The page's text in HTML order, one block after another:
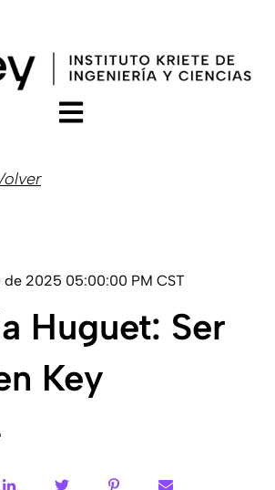
Open main navigation
de 2025 05:00:00 PM CST
Huguet: Ser
Key